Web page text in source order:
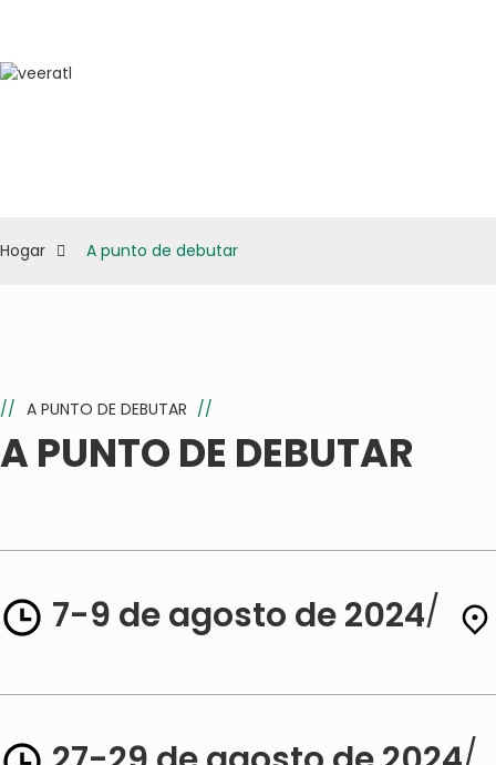
Hogar A punto de debutar
// A PUNTO DE DEBUTAR //
A PUNTO DE DEBUTAR
7-9 de agosto de 2024/
/